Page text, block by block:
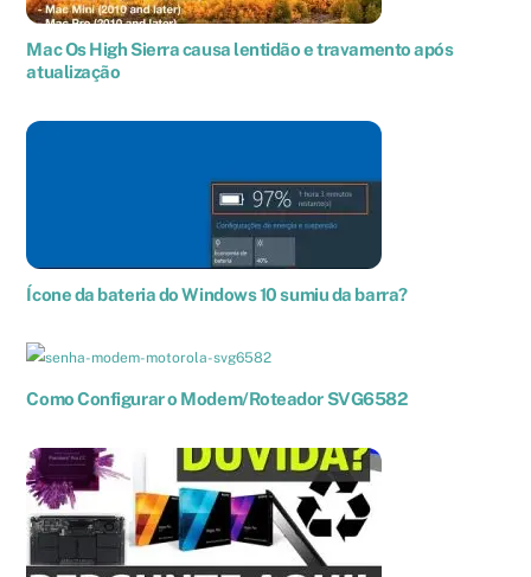
Mac Os High Sierra causa lentidão e travamento após
atualização
Ícone da bateria do Windows 10 sumiu da barra?
Como Configurar o Modem/Roteador SVG6582